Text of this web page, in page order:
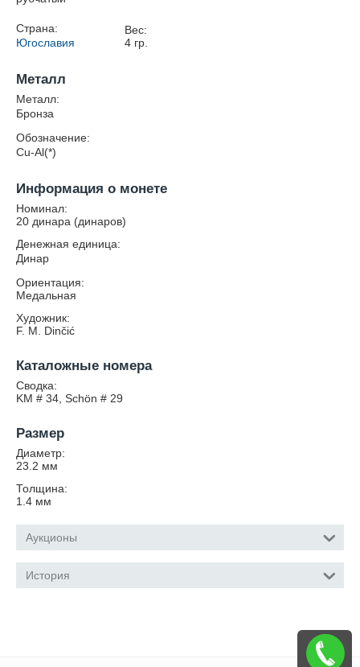
Страна:
Югославия
Вес:
4гр.
Металл
Металл:
Бронза
Обозначение:
Cu-Al(*)
Информация о монете
Номинал:
20 динара (динаров)
Денежная единица:
Динар
Ориентация:
Медальная
Художник:
F. M. Dinčić
Каталожные номера
Сводка:
KM # 34, Schön # 29
Размер
Диаметр:
23.2 мм
Толщина:
1.4 мм
Аукционы
История